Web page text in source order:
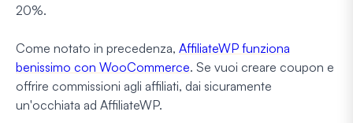
20%.
Come notato in precedenza, AffiliateWP funziona
benissimo con WooCommerce. Se vuoi creare coupon e
offrire commissioni agli affiliati, dai sicuramente
un'occhiata ad AffiliateWP.